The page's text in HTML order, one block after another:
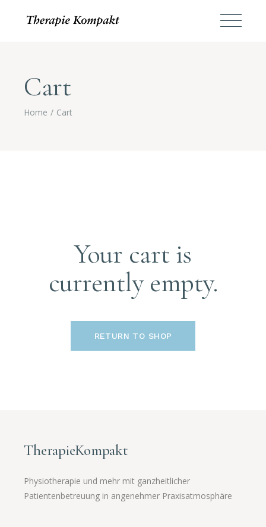
Cart
Home Cart
Your cart is
currently empty.
RETURN TO SHOP
TherapieKompakt
Physiotherapie und mehr mit ganzheitlicher
Patientenbetreuung in angenehmer Praxisatmosphäre